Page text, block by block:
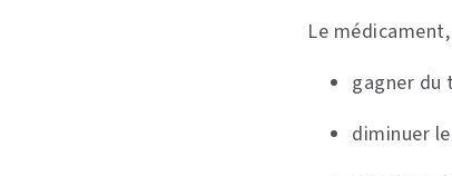
Le
gagner du
diminuer